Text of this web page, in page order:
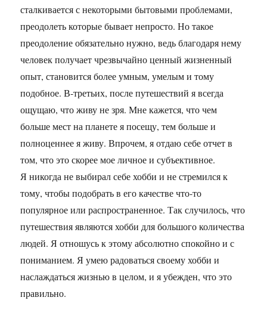
сталкивается с некоторыми бытовыми проблемами,
преодолеть которые бывает непросто. Но такое
преодоление обязательно нужно, ведь благодаря нему
человек получает чрезвычайно ценный жизненный
опыт, становится более умным, умелым и тому
подобное. В-третьих, после путешествий я всегда
ощущаю, что живу не зря. Мне кажется, что чем
больше мест на планете я посещу, тем больше и
полноценнее я живу. Впрочем, я отдаю себе отчет в
том, что это скорее мое личное и субъективное.
Я никогда не выбирал себе хобби и не стремился к
тому, чтобы подобрать в его качестве что-то
популярное или распространенное. Так случилось, что
путешествия являются хобби для большого количества
людей. Я отношусь к этому абсолютно спокойно и с
пониманием. Я умею радоваться своему хобби и
наслаждаться жизнью в целом, и я убежден, что это
правильно.